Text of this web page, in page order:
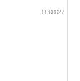
H300027